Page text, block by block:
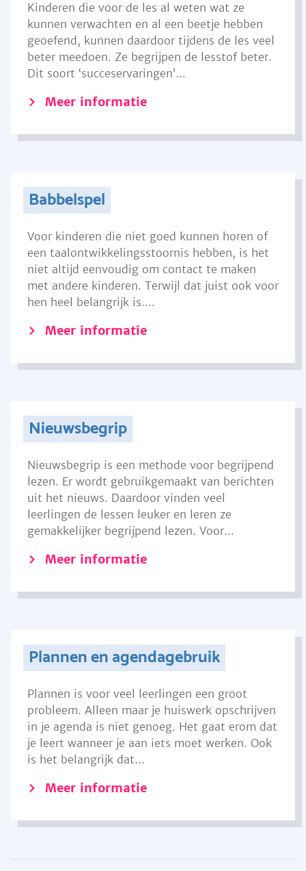
Kinderen die voor de les al weten wat ze
kunnen verwachten en al een beetje hebben
geoefend, kunnen daardoor tijdens de les veel
beter meedoen. Ze begrijpen de lesstof beter.
Dit soort ‘succeservaringen’...
Meer informatie
Babbelspel
Voor kinderen die niet goed kunnen horen of
een taalontwikkelingsstoornis hebben, is het
niet altijd eenvoudig om contact te maken
met andere kinderen. Terwijl dat juist ook voor
hen heel belangrijk is....
Meer informatie
Nieuwsbegrip
Nieuwsbegrip is een methode voor begrijpend
lezen. Er wordt gebruikgemaakt van berichten
uit het nieuws. Daardoor vinden veel
leerlingen de lessen leuker en leren ze
gemakkelijker begrijpend lezen. Voor...
Meer informatie
Plannen en agendagebruik
Plannen is voor veel leerlingen een groot
probleem. Alleen maar je huiswerk opschrijven
in je agenda is niet genoeg. Het gaat erom dat
je leert wanneer je aan iets moet werken. Ook
is het belangrijk dat...
Meer informatie